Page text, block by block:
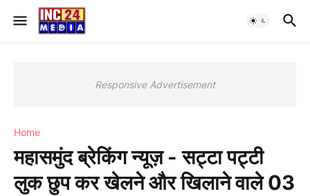
Responsive Advertisement
Home
महासमुंद ब्रेकिंग न्यूज़ - सट्टा पट्टी
लुक छुप कर खेलने और खिलाने वाले 03